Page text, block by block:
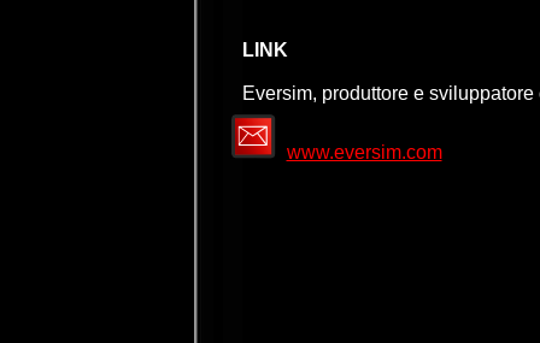
LINK
Eversim, produttore e sviluppatore
www.eversim.com